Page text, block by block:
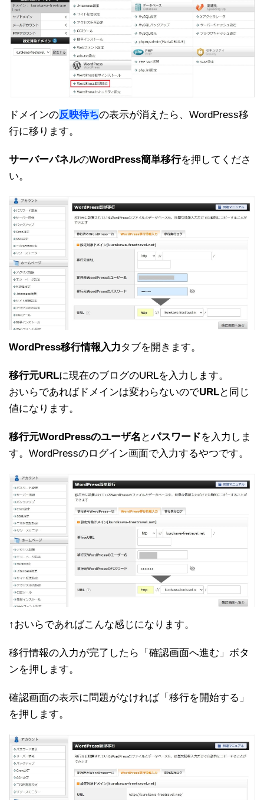
ドメインの反映待ちの表示が消えたら、WordPress移
行に移ります。
サーバーパネルのWordPress簡単移行を押してくださ
い。
WordPress移行情報入力タブを開きます。
移行元URLに現在のブログのURLを入力します。
おいらであればドメインは変わらないのでURLと同じ
値になります。
移行元WordPressのユーザ名 とパスワードを入力しま
す。WordPressのログイン画面で入力するやつです。
↑おいらであればこんな感じになります。
移行情報の入力が完了したら「確認画面へ進む」ボタ
ンを押します。
確認画面の表示に問題がなければ「移行を開始する」
を押します。